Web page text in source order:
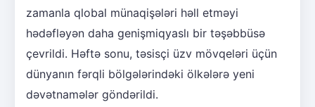
zamanla qlobal münaqişələri həll etməyi
hədəfləyən daha genişmiqyaslı bir təşəbbüsə
çevrildi. Həftə sonu, təsisçi üzv mövqeləri üçün
dünyanın fərqli bölgələrindəki ölkələrə yeni
dəvətnamələr göndərildi.